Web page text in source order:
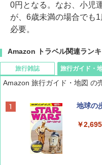
0円となる。なお、小児
が、6歳未満の場合でも
必要。
Amazon トラベル関連ラン
旅行雑誌
BE-
旅行ガイド・
Amazon 旅行ガイド・地図 の
地球の
￥2,695